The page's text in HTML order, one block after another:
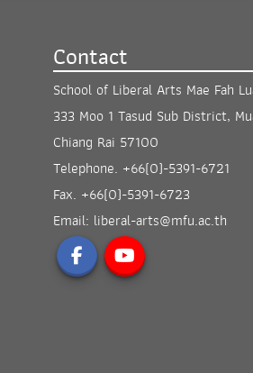
Contact
School of Liberal Arts Mae Fah
333 Moo 1 Tasud Sub District,
Chiang Rai 57100
Telephone. +66(0)-5391-6721
Fax. +66(0)-5391-6723
Email: liberal-arts@mfu.ac.th